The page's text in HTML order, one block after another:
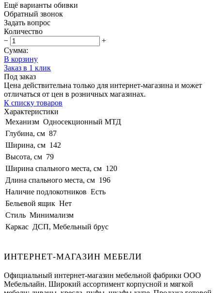
Ещё варианты обивки
Обратный звонок
Задать вопрос
Количество
−
+
Сумма:
В корзину
Заказ в 1 клик
Под заказ
Цена действительна только для интернет-магазина и может
отличаться от цен в розничных магазинах.
К списку товаров
Характеристики
Механизм Односекционный МТД
Глубина, см 87
Ширина, см 142
Высота, см 79
Ширина спального места, см 120
Длина спального места, см 196
Наличие подлокотников Есть
Бельевой ящик Нет
Стиль Минимализм
Каркас ДСП, Мебельный брус
ИНТЕРНЕТ-МАГАЗИН МЕБЕЛИ
Официальный интернет-магазин мебельной фабрики ООО
Мебельлайн. Широкий ассортимент корпусной и мягкой